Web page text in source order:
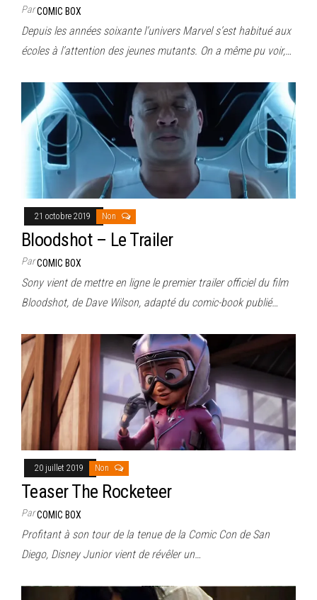
ParCOMIC BOX
Depuis les années soixante l’univers Marvel s’est habitué aux
écoles à l’attention des jeunes mutants. On a même pu voir,…
21 octobre 2019 Non
Bloodshot – Le Trailer
ParCOMIC BOX
Sony vient de mettre en ligne le premier trailer officiel du film
Bloodshot, de Dave Wilson, adapté du comic-book publié…
20 juillet 2019 Non
Teaser The Rocketeer
ParCOMIC BOX
Profitant à son tour de la tenue de la Comic Con de San
Diego, Disney Junior vient de révêler un…